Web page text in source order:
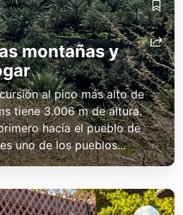
montañas y
al pico más alto de
tiene 3.006 m de altura.
hacia el pueblo de
uno de los pueblos...